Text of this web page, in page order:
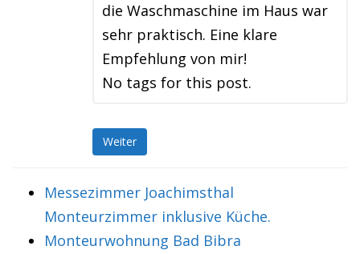
die Waschmaschine im Haus war
sehr praktisch. Eine klare
Empfehlung von mir!
No tags for this post.
Weiter
Messezimmer Joachimsthal
Monteurzimmer inklusive Küche.
Monteurwohnung Bad Bibra